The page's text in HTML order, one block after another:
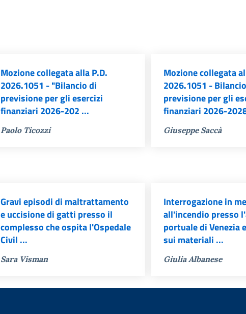
Mozione collegata alla P.D.
2026.1051 - "Bilancio di
previsione per gli esercizi
finanziari 2026-202 ...
Paolo Ticozzi
Mozione collegata
2026.1051 -
previsione per gli
finanziari 2026-
Giuseppe Saccà
Gravi episodi di maltrattamento
e uccisione di gatti presso il
complesso che ospita l'Ospedale
Civil ...
Sara Visman
Interrogazione in
all'incendio presso
portuale di Venezia
sui materiali ...
Giulia Albanese